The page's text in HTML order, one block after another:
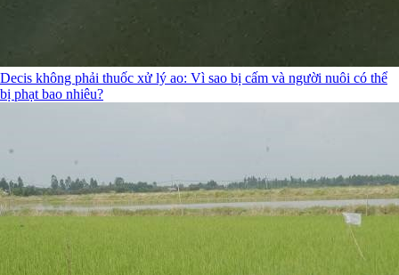
Decis không phải thuốc xử lý ao: Vì sao bị cấm và người nuôi có thể
bị phạt bao nhiêu?